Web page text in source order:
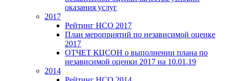
оказания услуг
2017
Рейтинг НСО 2017
План мероприятий по независимой оценке
2017
ОТЧЕТ КЦСОН о выполнении плана по
независимой оценки 2017 на 10.01.19
2014